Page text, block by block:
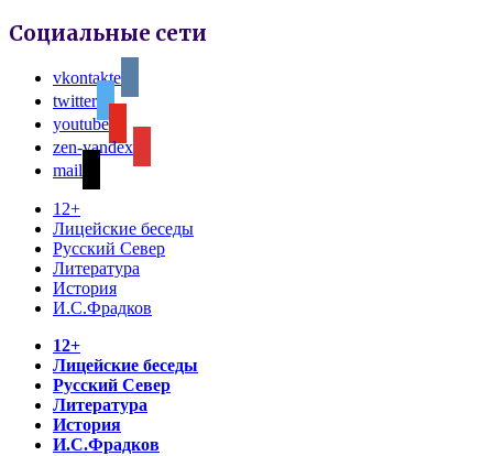
Социальные сети
vkontakte
twitter
youtube
zen-yandex
mail
12+
Лицейские беседы
Русский Север
Литература
История
И.С.Фрадков
12+
Лицейские беседы
Русский Север
Литература
История
И.С.Фрадков